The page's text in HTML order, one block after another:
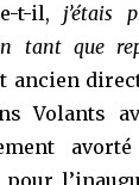
t-il, j’étais
tant que
ancien
Volants